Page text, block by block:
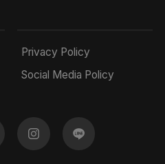
Privacy Policy
Social Media Policy